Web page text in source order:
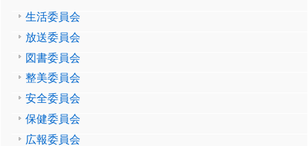
生活委員会
放送委員会
図書委員会
整美委員会
安全委員会
保健委員会
広報委員会